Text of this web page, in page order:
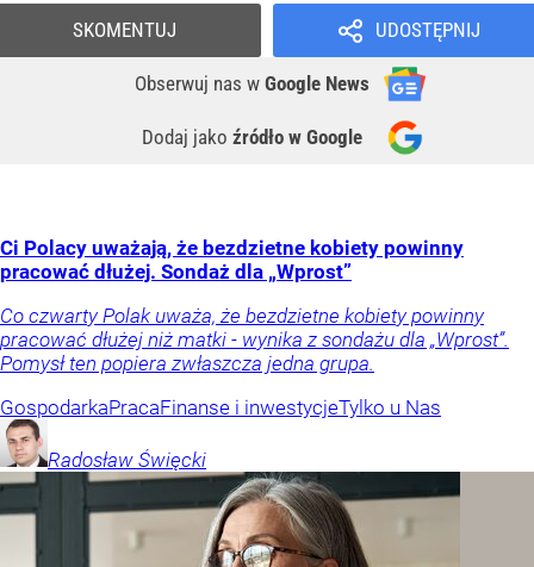
UDOSTĘPNIJ
Obserwuj nas w Google News
Dodaj jako źródło w Google
SKOMENTUJ
Ci Polacy uważają, że bezdzietne kobiety powinny
pracować dłużej. Sondaż dla „Wprost”
Co czwarty Polak uważa, że bezdzietne kobiety powinny
pracować dłużej niż matki - wynika z sondażu dla „Wprost”.
Pomysł ten popiera zwłaszcza jedna grupa.
GospodarkaPracaFinanse i inwestycjeTylko u Nas
Radosław Święcki